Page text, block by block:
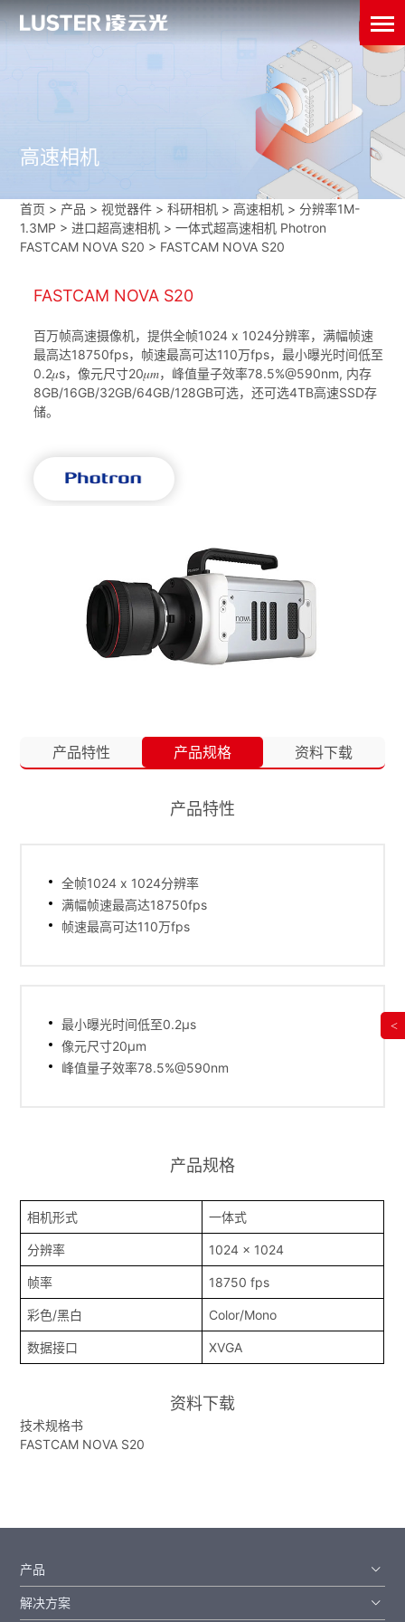
高速相机
首页 > 产品 > 视觉器件 >科研相机 >高速相机 >分辨率1M-
1.3MP >进口超高速相机 >一体式超高速相机 Photron
FASTCAM NOVA S20 > FASTCAM NOVA S20
FASTCAM NOVA S20
百万帧高速摄像机，提供全帧1024 x 1024分辨率，满幅帧速
最高达18750fps，帧速最高可达110万fps，最小曝光时间低至
0.2𝜇s，像元尺寸20𝜇𝑚，峰值量子效率78.5%@590nm, 内存
8GB/16GB/32GB/64GB/128GB可选，还可选4TB高速SSD存
储。
产品特性 产品规格 资料下载
产品特性
全帧1024 x 1024分辨率
满幅帧速最高达18750fps
帧速最高可达110万fps
最小曝光时间低至0.2μs
像元尺寸20μm
峰值量子效率78.5%@590nm
产品规格
相机形式 一体式
分辨率 1024 x 1024
帧率 18750 fps
彩色/黑白 Color/Mono
数据接口 XVGA
资料下载
技术规格书
FASTCAM NOVA S20
产品
解决方案
<